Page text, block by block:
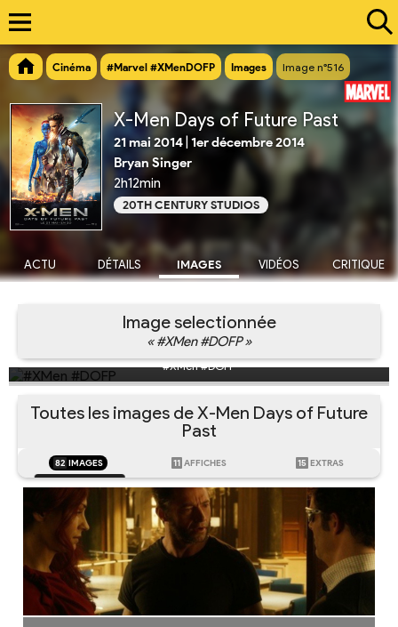
Cinéma #Marvel #XMenDOFP Images Image n°516
X-Men Days of Future Past
21 mai 2014 1er décembre 2014
Bryan Singer
2h12min
20TH CENTURY STUDIOS
ACTU DÉTAILS IMAGES VIDÉOS CRITIQUE
Image selectionnée
« #XMen #DOFP »
#XMen #DOFP
Toutes les images de X-Men Days of Future
Past
82 IMAGES 11 AFFICHES 15 EXTRAS